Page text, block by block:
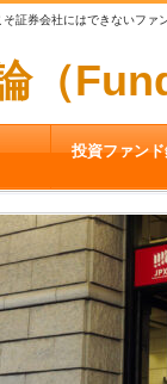
証券会社にはできないファン
（
投資ファン